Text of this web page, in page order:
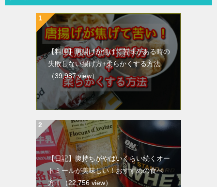
【料理】唐揚げが焦げて苦味がある時の
失敗しない揚げ方+柔らかくする方法
（39,987 view）
【日記】腹持ちがやばいくらい続くオー
トミールが美味しい！おすすめの食べ
方！
（22,756 view）